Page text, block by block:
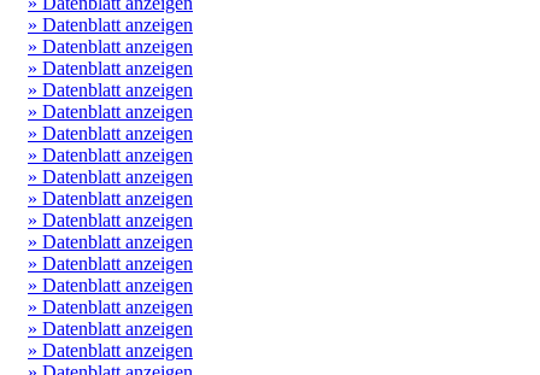
» Datenblatt anzeigen
» Datenblatt anzeigen
» Datenblatt anzeigen
» Datenblatt anzeigen
» Datenblatt anzeigen
» Datenblatt anzeigen
» Datenblatt anzeigen
» Datenblatt anzeigen
» Datenblatt anzeigen
» Datenblatt anzeigen
» Datenblatt anzeigen
» Datenblatt anzeigen
» Datenblatt anzeigen
» Datenblatt anzeigen
» Datenblatt anzeigen
» Datenblatt anzeigen